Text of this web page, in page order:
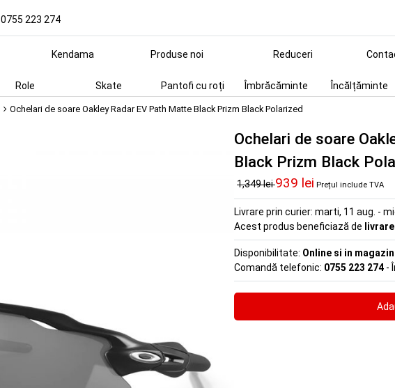
0755 223 274
Kendama Produse noi Reduceri
Role Skate Pantofi cu roți Îmbrăcăminte Încălțăminte
Ochelari de soare Oakley Radar EV Path Matte Black Prizm Black Polarized
Ochelari de soare
Black Prizm Black
1,349 lei939 lei Prețul include TVA
Livrare prin curier: marti, 11 aug. -
Acest produs beneficiază de
Disponibilitate: Online si in magazin
Comandă telefonic: 0755 223 274 -